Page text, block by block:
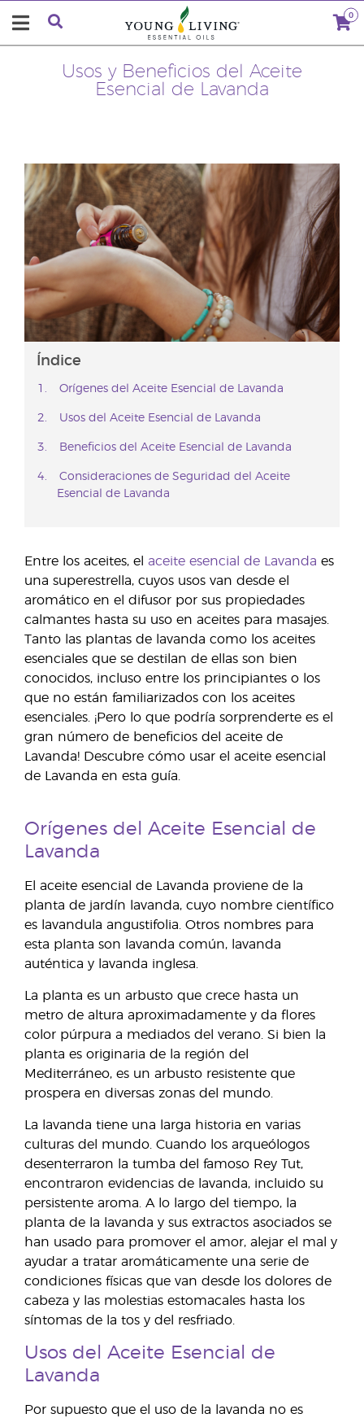
0
Usos y Beneficios del Aceite
Esencial de Lavanda
Índice
Orígenes del Aceite Esencial de Lavanda
Usos del Aceite Esencial de Lavanda
Beneficios del Aceite Esencial de Lavanda
Consideraciones de Seguridad del Aceite
Esencial de Lavanda
Entre los aceites, el aceite esencial de Lavanda es
una superestrella, cuyos usos van desde el
aromático en el difusor por sus propiedades
calmantes hasta su uso en aceites para masajes.
Tanto las plantas de lavanda como los aceites
esenciales que se destilan de ellas son bien
conocidos, incluso entre los principiantes o los
que no están familiarizados con los aceites
esenciales. ¡Pero lo que podría sorprenderte es el
gran número de beneficios del aceite de
Lavanda! Descubre cómo usar el aceite esencial
de Lavanda en esta guía.
Orígenes del Aceite Esencial de
Lavanda
El aceite esencial de Lavanda proviene de la
planta de jardín lavanda, cuyo nombre científico
es lavandula angustifolia. Otros nombres para
esta planta son lavanda común, lavanda
auténtica y lavanda inglesa.
La planta es un arbusto que crece hasta un
metro de altura aproximadamente y da flores
color púrpura a mediados del verano. Si bien la
planta es originaria de la región del
Mediterráneo, es un arbusto resistente que
prospera en diversas zonas del mundo.
La lavanda tiene una larga historia en varias
culturas del mundo. Cuando los arqueólogos
desenterraron la tumba del famoso Rey Tut,
encontraron evidencias de lavanda, incluido su
persistente aroma. A lo largo del tiempo, la
planta de la lavanda y sus extractos asociados se
han usado para promover el amor, alejar el mal y
ayudar a tratar aromáticamente una serie de
condiciones físicas que van desde los dolores de
cabeza y las molestias estomacales hasta los
síntomas de la tos y del resfriado.
Usos del Aceite Esencial de
Lavanda
Por supuesto que el uso de la lavanda no es